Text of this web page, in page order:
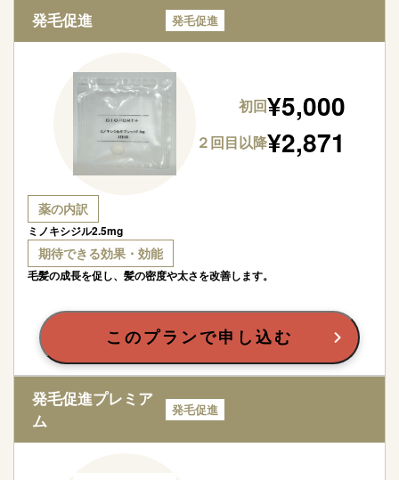
発毛促進 発毛促進
初回¥5,000
２回目以降¥2,871
薬の内訳
ミノキシジル2.5mg
期待できる効果・効能
毛髪の成長を促し、髪の密度や太さを改善します。
このプランで申し込む
発毛促進プレミア
ム
発毛促進